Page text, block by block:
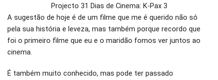
Projecto 31 Dias de Cinema: K-Pax 3
A sugestão de hoje é de um filme que me é querido não só
pela sua história e leveza, mas também porque recordo que
foi o primeiro filme que eu e o maridão fomos ver juntos ao
cinema.
É também muito conhecido, mas pode ter passado